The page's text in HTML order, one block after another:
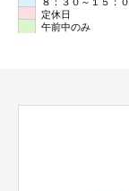
定休日
午前中のみ